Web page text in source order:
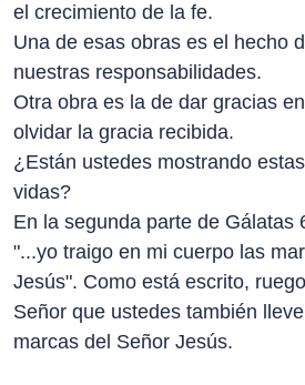
el crecimiento de la fe.
Una de esas obras es el hecho
nuestras responsabilidades.
Otra obra es la de dar gracias
olvidar la gracia recibida.
¿Están ustedes mostrando
vidas?
En la segunda parte de Gálatas
"...yo traigo en mi cuerpo las
Jesús". Como está escrito,
Señor que ustedes también
marcas del Señor Jesús.